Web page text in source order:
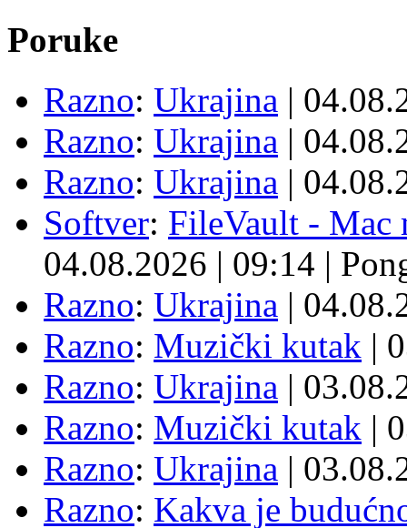
Poruke
Razno: Ukrajina |
Razno: Ukrajina |
Razno: Ukrajina |
Softver: FileVault - Mac
04.08.2026 | 09:14 |
Razno: Ukrajina |
Razno: Muzički kutak |
Razno: Ukrajina |
Razno: Muzički kutak |
Razno: Ukrajina |
Razno: Kakva je